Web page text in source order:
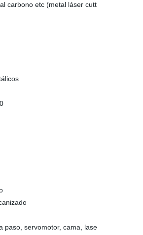
carbono etc (metal láser cutt
paso, servomotor, cama, lase